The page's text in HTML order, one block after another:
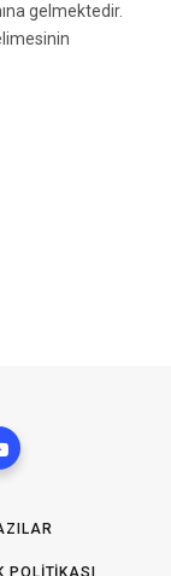
gelmektedir.
POLITIKASI